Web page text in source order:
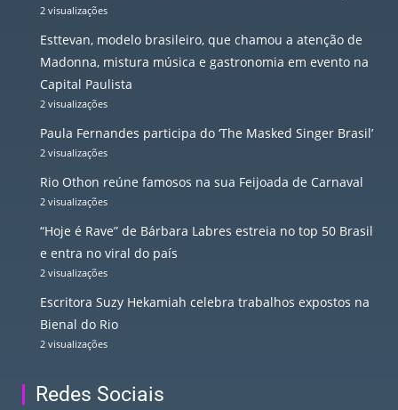
2 visualizações
Esttevan, modelo brasileiro, que chamou a atenção de
Madonna, mistura música e gastronomia em evento na
Capital Paulista
2 visualizações
Paula Fernandes participa do ‘The Masked Singer Brasil’
2 visualizações
Rio Othon reúne famosos na sua Feijoada de Carnaval
2 visualizações
“Hoje é Rave” de Bárbara Labres estreia no top 50 Brasil
e entra no viral do país
2 visualizações
Escritora Suzy Hekamiah celebra trabalhos expostos na
Bienal do Rio
2 visualizações
Redes Sociais